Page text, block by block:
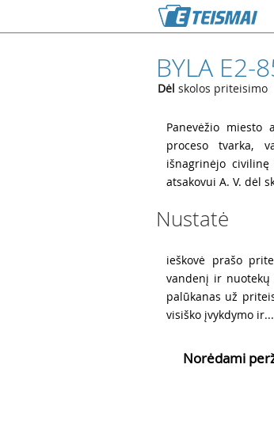
BYLA E2-
Dėl skolos priteisimo
Panevėžio miesto
proceso tvarka,
išnagrinėjo civilinę
atsakovui A. V. dėl
Nustatė
ieškovė prašo
vandenį ir nuotekų
palūkanas už
visiško įvykdymo ir...
Norėdami